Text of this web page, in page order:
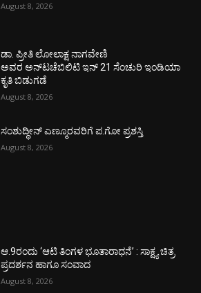
August 8, 2026
ಡಾ. ಪ್ರೀತಿ ಲೋಲಾಕ್ಷ ನಾಗವೇಣಿ
ಅವರ ಅನ್‌ಟಚೆಬಿಲಿಟಿ ಇನ್ 21 ಸೆಂಚುರಿ ಇಂಡಿಯಾ
ಕೃತಿ ಬಿಡುಗಡೆ
August 8, 2026
ಸಂಶುದ್ಧೀನ್ ಎಣ್ಮೂರವರಿಗೆ ಪ.ಗೋ ಪ್ರಶಸ್ತಿ
August 8, 2026
ಆ.9ರಂದು ‘ಆಟಿ ತಿಂಗಳ ಭೂತಾರಾಧನೆ’ : ಸಾಕ್ಷ್ಯ ಚಿತ್ರ
ಪ್ರದರ್ಶನ ಹಾಗೂ ಸಂವಾದ
August 8, 2026